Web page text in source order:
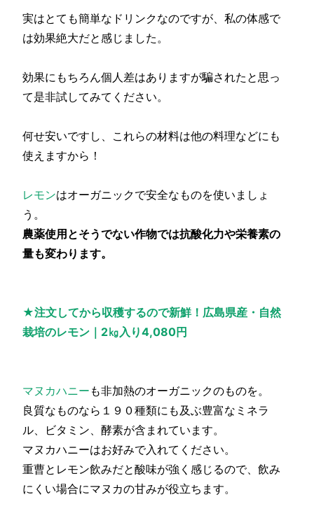
実はとても簡単なドリンクなのですが、私の体感で
は効果絶大だと感じました。
効果にもちろん個人差はありますが騙されたと思っ
て是非試してみてください。
何せ安いですし、これらの材料は他の料理などにも
使えますから！
レモンはオーガニックで安全なものを使いましょ
う。
農薬使用とそうでない作物では抗酸化力や栄養素の
量も変わります。
★注文してから収穫するので新鮮！広島県産・自然
栽培のレモン｜2㎏入り4,080円
マヌカハニー も非加熱のオーガニックのものを。
良質なものなら１９０種類にも及ぶ豊富なミネラ
ル、ビタミン、酵素が含まれています。
マヌカハニーはお好みで入れてください。
重曹とレモン飲みだと酸味が強く感じるので、飲み
にくい場合にマヌカの甘みが役立ちます。